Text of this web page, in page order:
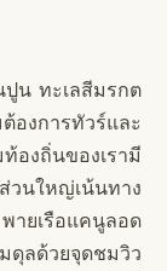
น ทะเลสีมรกต
งการทัวร์และ
องถิ่นของเรามี
นใหญ่เน้นทาง
ายเรือแคนูลอด
ลด้วยจุดชมวิว